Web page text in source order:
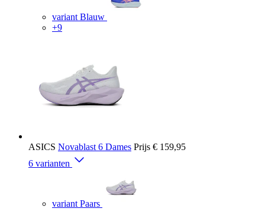
variant Blauw
+9
ASICS Novablast 6 Dames Prijs € 159,95
6 varianten
variant Paars